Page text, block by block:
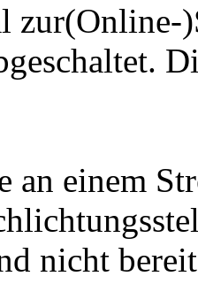
zur(Online-
an einem
nicht